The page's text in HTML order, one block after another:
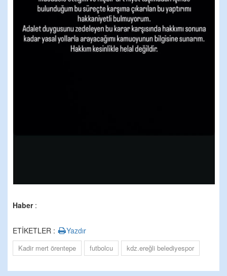
Haber:
ETİKETLER : Yazdır
Kadir mert örentepe futbolcu kdz.ereğli belediyespor